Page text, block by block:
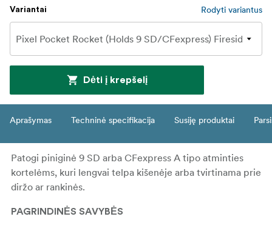
Variantai Rodyti variantus
Dėti į krepšelį
Aprašymas Techninė specifikacija Susiję produktai
Patogi piniginė 9 SD arba CFexpress A tipo atminties
kortelėms, kuri lengvai telpa kišenėje arba tvirtinama prie
diržo ar rankinės.
PAGRINDINĖS SAVYBĖS